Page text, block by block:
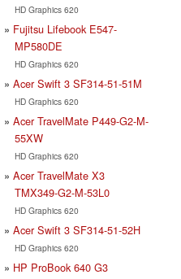
HD Graphics 620
Fujitsu Lifebook E547-
MP580DE
HD Graphics 620
Acer Swift 3 SF314-51-51M
HD Graphics 620
Acer TravelMate P449-G2-M-
55XW
HD Graphics 620
Acer TravelMate X3
TMX349-G2-M-53L0
HD Graphics 620
Acer Swift 3 SF314-51-52H
HD Graphics 620
HP ProBook 640 G3